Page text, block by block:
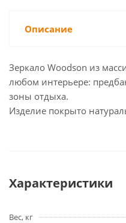
Описание
Зеркало Woodson из
любом интерьере:
зоны отдыха.
Изделие покрыто
Характеристики
Вес, кг